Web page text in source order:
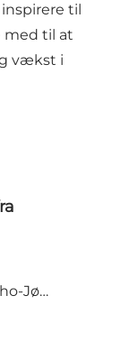
til
med til at
vækst i
01_Velkomst_Kjeld-Zacho-Jørgensen_Jens-Hausted_DKNT.pdf